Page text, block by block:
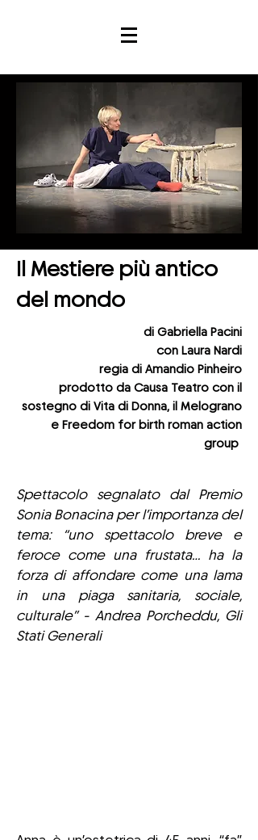
Il Mestiere più antico
del mondo
di Gabriella Pacini
con Laura Nardi
regia di Amandio Pinheiro
prodotto da Causa Teatro con il
sostegno di Vita di Donna, il Melograno
e Freedom for birth roman action
group
Spettacolo segnalato dal Premio
Sonia Bonacina per l’importanza del
tema: “uno spettacolo breve e
feroce come una frustata… ha la
forza di affondare come una lama
in una piaga sanitaria, sociale,
culturale” - Andrea Porcheddu, Gli
Stati Generali